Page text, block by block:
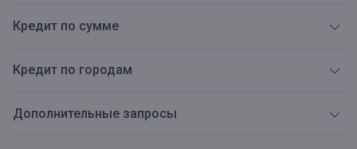
Кредит по сумме
Кредит по городам
Дополнительные запросы